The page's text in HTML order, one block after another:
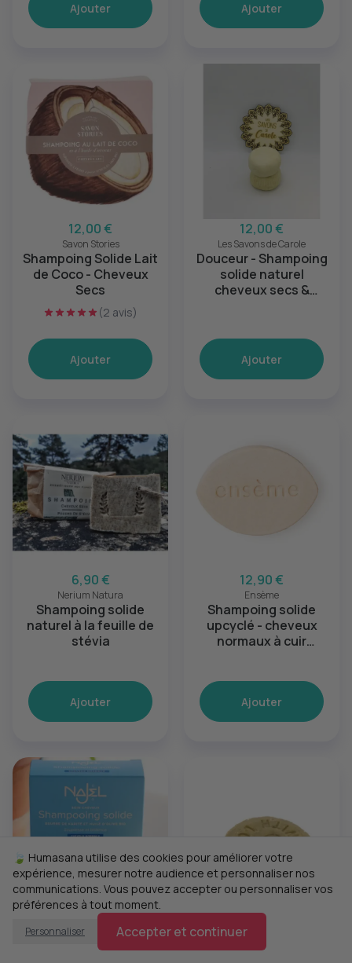
Ajouter Ajouter
12,00 €
Savon Stories
Shampoing Solide Lait
de Coco - Cheveux
Secs
(2 avis)
Ajouter
12,00 €
Les Savons de Carole
Douceur - Shampoing
solide naturel
cheveux secs &
Ajouter
6,90 €
Nerium Natura
Shampoing solide
naturel à la feuille de
stévia
Ajouter
12,90 €
Ensème
Shampoing solide
upcyclé - cheveux
normaux à cuir
Ajouter
NAJEL
Shampoing solide
Biggi's Seifenküche
Savon (Peau &
🍃 Humasana utilise des cookies pour améliorer votre
expérience, mesurer notre audience et personnaliser nos
communications. Vous pouvez accepter ou personnaliser vos
préférences à tout moment.
Personnaliser Accepter et continuer